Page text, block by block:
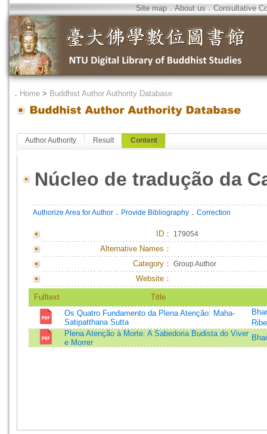
Site map．About us．Consultative
． Home > Buddhist Author Authority Database
Author Authority Result Content
Núcleo de tradução da
Authorize Area for Author ． Provide Bibliography ． Correction
ID ： 179054
Alternative Names：
Category： Group Author
Website：
Fulltext
Title
Os Quatro Fundamento da Plena Atenção: Maha-
Satipatthana Sutta
Plena Atenção à Morte: A Sabedoria Budista do Viver
e Morrer